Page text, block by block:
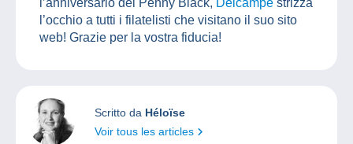
l’occhio a tutti i filatelisti che visitano il suo sito
web! Grazie per la vostra fiducia!
Scritto da Héloïse
Voir tous les articles